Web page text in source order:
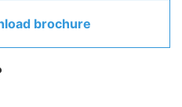
brochure